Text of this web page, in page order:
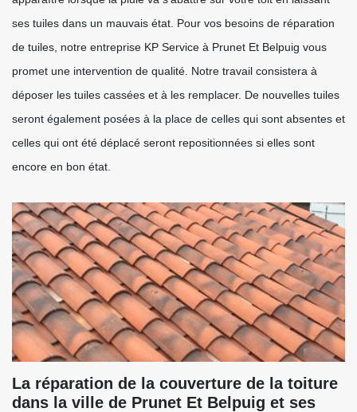
ses tuiles dans un mauvais état. Pour vos besoins de réparation
de tuiles, notre entreprise KP Service à Prunet Et Belpuig vous
promet une intervention de qualité. Notre travail consistera à
déposer les tuiles cassées et à les remplacer. De nouvelles tuiles
seront également posées à la place de celles qui sont absentes et
celles qui ont été déplacé seront repositionnées si elles sont
encore en bon état.
La réparation de la couverture de la toiture
dans la ville de Prunet Et Belpuig et ses